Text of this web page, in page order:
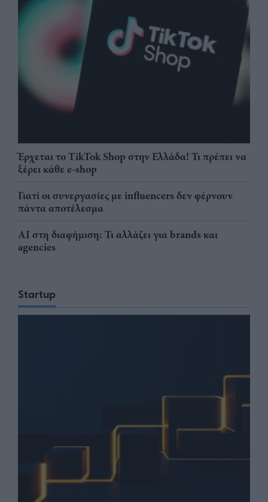
Έρχεται το TikTok Shop στην Ελλάδα! Τι πρέπει να
ξέρει κάθε e-shop
Γιατί οι συνεργασίες με influencers δεν φέρνουν
πάντα αποτέλεσμα
AI στη διαφήμιση: Τι αλλάζει για brands και
agencies
Startup